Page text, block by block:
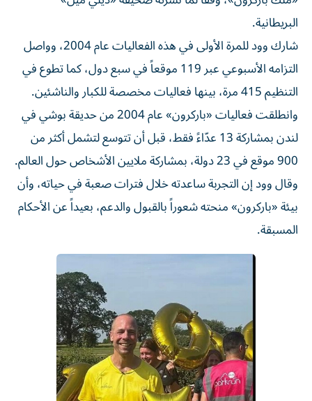
البريطانية.
شارك وود للمرة الأولى في هذه الفعاليات عام 2004، وواصل
التزامه الأسبوعي عبر 119 موقعاً في سبع دول، كما تطوع في
التنظيم 415 مرة، بينها فعاليات مخصصة للكبار والناشئين.
وانطلقت فعاليات «باركرون» عام 2004 من حديقة بوشي في
لندن بمشاركة 13 عدّاءً فقط، قبل أن تتوسع لتشمل أكثر من
900 موقع في 23 دولة، بمشاركة ملايين الأشخاص حول العالم.
وقال وود إن التجربة ساعدته خلال فترات صعبة في حياته، وأن
بيئة «باركرون» منحته شعوراً بالقبول والدعم، بعيداً عن الأحكام
المسبقة.